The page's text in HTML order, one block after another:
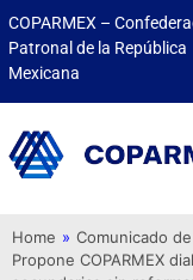
COPARMEX –
Patronal de la República
Mexicana
Home » Comunicado
Propone COPARMEX